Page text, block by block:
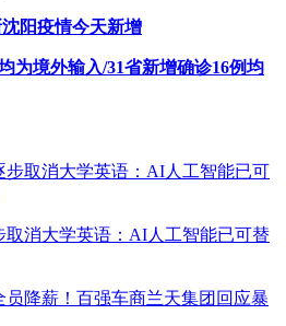
阳疫情今天新增
为境外输入/31省新增确诊16例均
取消大学英语：AI人工智能已可替